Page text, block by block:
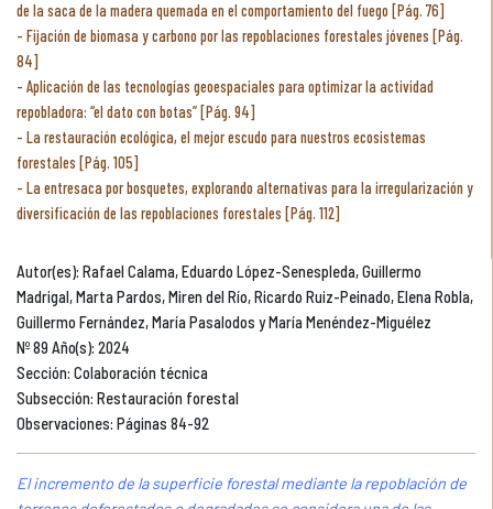
de la saca de la madera quemada en el comportamiento del fuego [Pág. 76]
Fijación de biomasa y carbono por las repoblaciones forestales jóvenes [Pág.
84]
Aplicación de las tecnologías geoespaciales para optimizar la actividad
repobladora: “el dato con botas” [Pág. 94]
La restauración ecológica, el mejor escudo para nuestros ecosistemas
forestales [Pág. 105]
La entresaca por bosquetes, explorando alternativas para la irregularización y
diversificación de las repoblaciones forestales [Pág. 112]
Autor(es): Rafael Calama, Eduardo López-Senespleda, Guillermo
Madrigal, Marta Pardos, Miren del Río, Ricardo Ruiz-Peinado, Elena Robla,
Guillermo Fernández, María Pasalodos y María Menéndez-Miguélez
Nº 89 Año(s): 2024
Sección: Colaboración técnica
Subsección: Restauración forestal
Observaciones: Páginas 84-92
El incremento de la superficie forestal mediante la repoblación de